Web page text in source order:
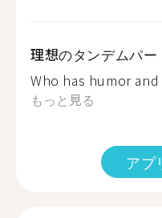
理想のタンデムパ
Who has humor
もっと見る
アプ